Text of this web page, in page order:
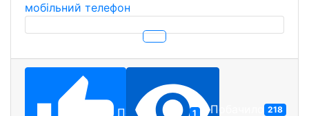
мобільний телефон
Подобається 1 Побачило 218